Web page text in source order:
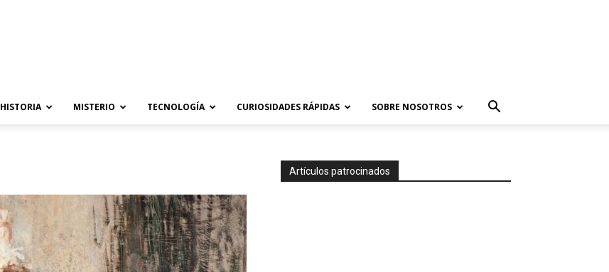
HISTORIA MISTERIO TECNOLOGÍA CURIOSIDADES RÁPIDAS SOBRE NOSOTROS
Artículos patrocinados